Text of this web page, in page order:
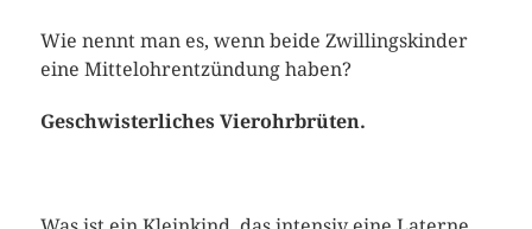
Wie nennt man es, wenn beide Zwillingskinder
eine Mittelohrentzündung haben?
Geschwisterliches Vierohrbrüten.